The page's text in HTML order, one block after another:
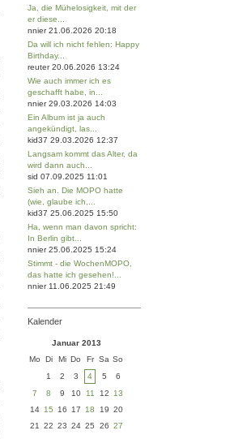
Ja, die Mühelosigkeit, mit der
er diese...
nnier 21.06.2026 20:18
Da will ich nicht fehlen: Happy
Birthday...
reuter 20.06.2026 13:24
Wie auch immer ich es
geschafft habe, in...
nnier 29.03.2026 14:03
Ein Album ist ja auch
angekündigt, las...
kid37 29.03.2026 12:37
Langsam kommt das Alter, da
wird dann auch...
sid 07.09.2025 11:01
Sieh an. Die MOPO hatte
(wie, glaube ich,...
kid37 25.06.2025 15:50
Ha, wenn man davon spricht:
In Berlin gibt...
nnier 25.06.2025 15:24
Stimmt - die WochenMOPO,
das hatte ich gesehen!...
nnier 11.06.2025 21:49
Kalender
Januar 2013
Mo
Di Mi Do Fr Sa So
1
2 3 4 5
6
7
8 9 10 11 12
13
14 15 16 17 18 19 20
21
22 23 24 25 26 27